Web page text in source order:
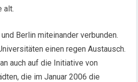
alt.
Berlin miteinander verbunden.
einen regen Austausch.
auch auf die Initiative von
die im Januar 2006 die